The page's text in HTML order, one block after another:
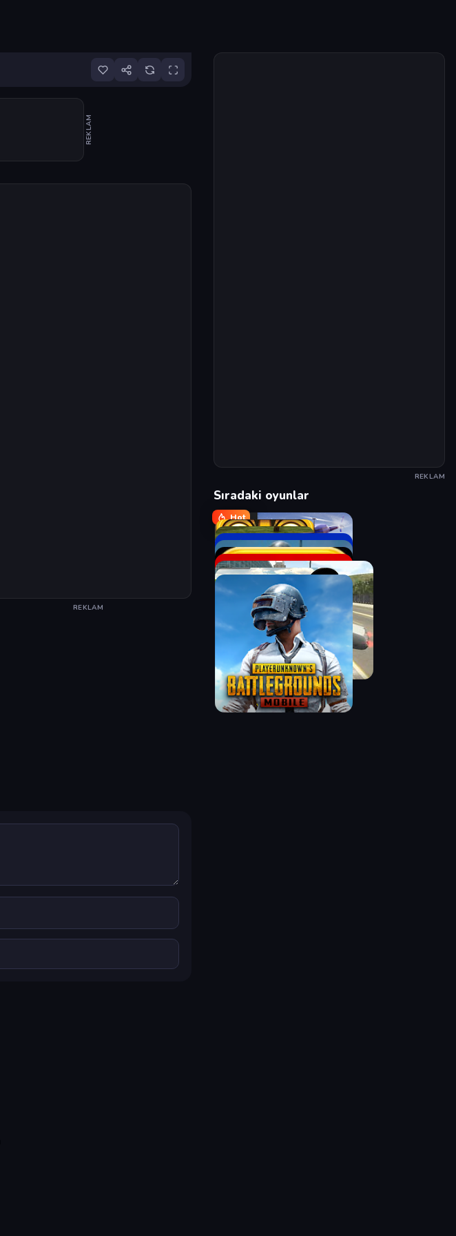
REKLAM
REKLAM
Sıradaki oyunlar
Hot
REKLAM